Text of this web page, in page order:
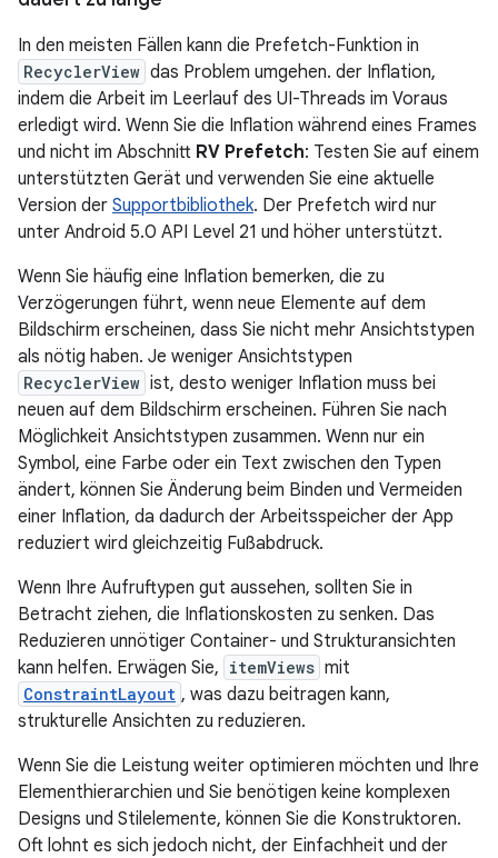
In den meisten Fällen kann die Prefetch-Funktion in
RecyclerView das Problem umgehen. der Inflation,
indem die Arbeit im Leerlauf des UI-Threads im Voraus
erledigt wird. Wenn Sie die Inflation während eines Frames
und nicht im Abschnitt RV Prefetch: Testen Sie auf einem
unterstützten Gerät und verwenden Sie eine aktuelle
Version der Supportbibliothek. Der Prefetch wird nur
unter Android 5.0 API Level 21 und höher unterstützt.
Wenn Sie häufig eine Inflation bemerken, die zu
Verzögerungen führt, wenn neue Elemente auf dem
Bildschirm erscheinen, dass Sie nicht mehr Ansichtstypen
als nötig haben. Je weniger Ansichtstypen
RecyclerView ist, desto weniger Inflation muss bei
neuen auf dem Bildschirm erscheinen. Führen Sie nach
Möglichkeit Ansichtstypen zusammen. Wenn nur ein
Symbol, eine Farbe oder ein Text zwischen den Typen
ändert, können Sie Änderung beim Binden und Vermeiden
einer Inflation, da dadurch der Arbeitsspeicher der App
reduziert wird gleichzeitig Fußabdruck.
Wenn Ihre Aufruftypen gut aussehen, sollten Sie in
Betracht ziehen, die Inflationskosten zu senken. Das
Reduzieren unnötiger Container- und Strukturansichten
kann helfen. Erwägen Sie, itemViews mit
ConstraintLayout , was dazu beitragen kann,
strukturelle Ansichten zu reduzieren.
Wenn Sie die Leistung weiter optimieren möchten und Ihre
Elementhierarchien und Sie benötigen keine komplexen
Designs und Stilelemente, können Sie die Konstruktoren.
Oft lohnt es sich jedoch nicht, der Einfachheit und der